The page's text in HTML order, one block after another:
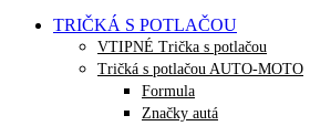
TRIČKÁ S POTLAČOU
VTIPNÉ Trička s potlačou
Tričká s potlačou AUTO-MOTO
Formula
Značky autá